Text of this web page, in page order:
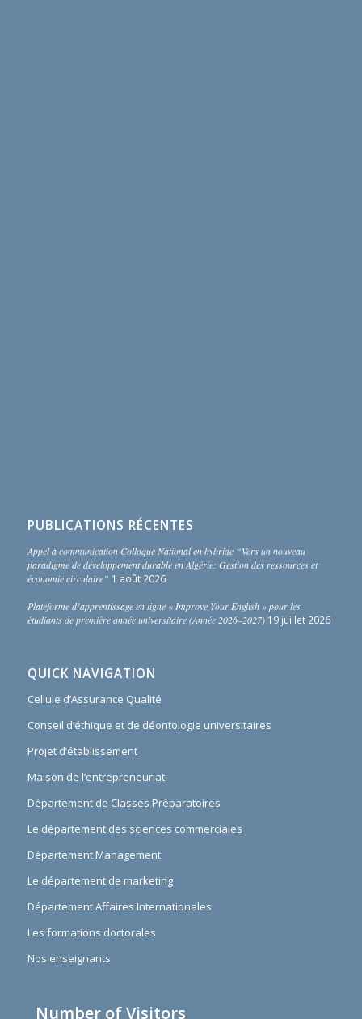
PUBLICATIONS RÉCENTES
Appel à communication Colloque National en hybride “Vers un nouveau
paradigme de développement durable en Algérie: Gestion des ressources et
économie circulaire” 1 août 2026
Plateforme d’apprentissage en ligne « Improve Your English » pour les
étudiants de première année universitaire (Année 2026–2027) 19 juillet 2026
QUICK NAVIGATION
Cellule d’Assurance Qualité
Conseil d’éthique et de déontologie universitaires
Projet d’établissement
Maison de l’entrepreneuriat
Département de Classes Préparatoires
Le département des sciences commerciales
Département Management
Le département de marketing
Département Affaires Internationales
Les formations doctorales
Nos enseignants
Number of Visitors